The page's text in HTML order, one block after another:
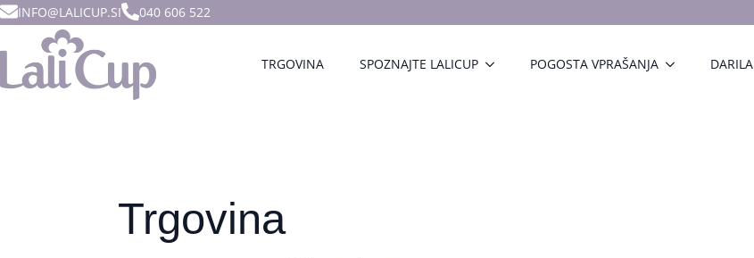
INFO@LALICUP.SI 040 606 522
TRGOVINA SPOZNAJTE LALICUP POGOSTA VPRAŠANJA DARILA
Trgovina